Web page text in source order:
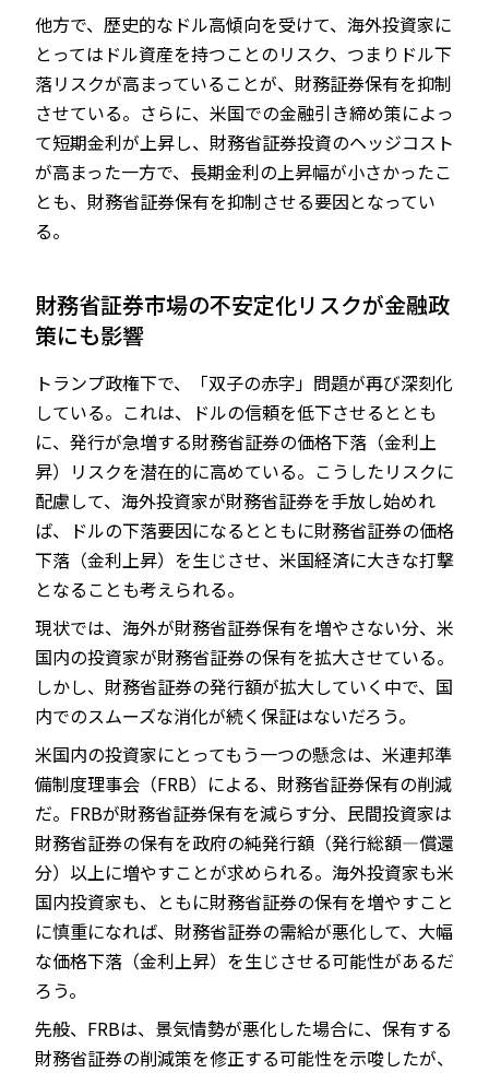
他方で、歴史的なドル高傾向を受けて、海外投資家に
とってはドル資産を持つことのリスク、つまりドル下
落リスクが高まっていることが、財務証券保有を抑制
させている。さらに、米国での金融引き締め策によっ
て短期金利が上昇し、財務省証券投資のヘッジコスト
が高まった一方で、長期金利の上昇幅が小さかったこ
とも、財務省証券保有を抑制させる要因となってい
る。
財務省証券市場の不安定化リスクが金融政
策にも影響
トランプ政権下で、「双子の赤字」問題が再び深刻化
している。これは、ドルの信頼を低下させるととも
に、発行が急増する財務省証券の価格下落（金利上
昇）リスクを潜在的に高めている。こうしたリスクに
配慮して、海外投資家が財務省証券を手放し始めれ
ば、ドルの下落要因になるとともに財務省証券の価格
下落（金利上昇）を生じさせ、米国経済に大きな打撃
となることも考えられる。
現状では、海外が財務省証券保有を増やさない分、米
国内の投資家が財務省証券の保有を拡大させている。
しかし、財務省証券の発行額が拡大していく中で、国
内でのスムーズな消化が続く保証はないだろう。
米国内の投資家にとってもう一つの懸念は、米連邦準
備制度理事会（FRB）による、財務省証券保有の削減
だ。FRBが財務省証券保有を減らす分、民間投資家は
財務省証券の保有を政府の純発行額（発行総額―償還
分）以上に増やすことが求められる。海外投資家も米
国内投資家も、ともに財務省証券の保有を増やすこと
に慎重になれば、財務省証券の需給が悪化して、大幅
な価格下落（金利上昇）を生じさせる可能性があるだ
ろう。
先般、FRBは、景気情勢が悪化した場合に、保有する
財務省証券の削減策を修正する可能性を示唆したが、